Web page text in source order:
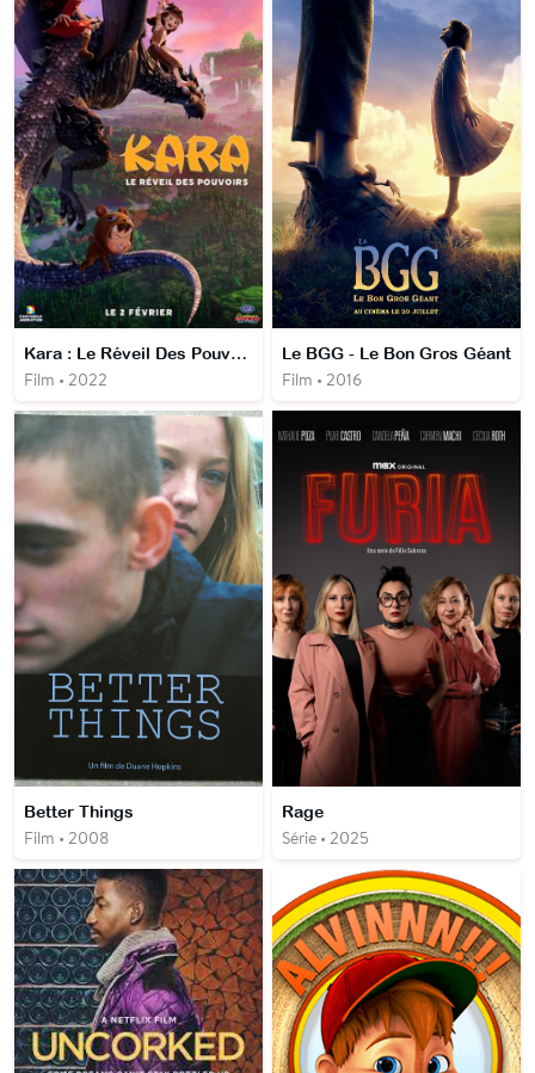
Kara : Le Réveil Des Pouvoirs
Film • 2022
Le BGG - Le Bon Gros Géant
Film • 2016
Better Things
Film • 2008
Rage
Série • 2025